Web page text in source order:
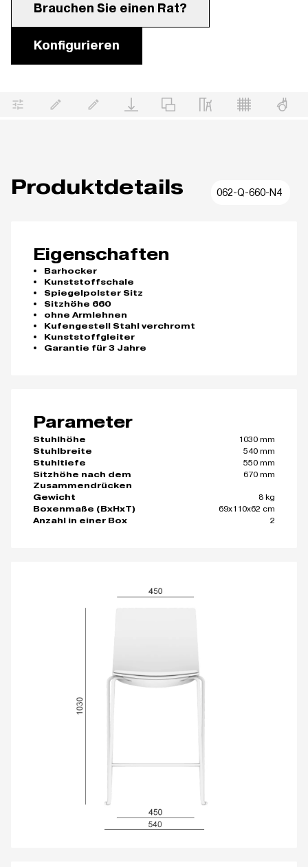
Brauchen Sie einen Rat?
Konfigurieren
Produktdetails 062-Q-660-N4
Eigenschaften
Barhocker
Kunststoffschale
Spiegelpolster Sitz
Sitzhöhe 660
ohne Armlehnen
Kufengestell Stahl verchromt
Kunststoffgleiter
Garantie für 3 Jahre
Parameter
Stuhlhöhe
1030 mm
Stuhlbreite
540 mm
Stuhltiefe
550 mm
Sitzhöhe nach dem
Zusammendrücken
670 mm
Gewicht
8 kg
Boxenmaße (BxHxT)
69x110x62 cm
Anzahl in einer Box
2